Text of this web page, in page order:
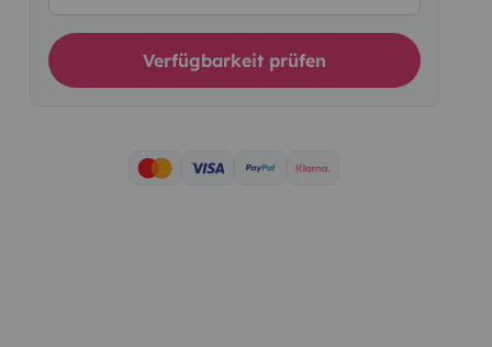
Verfügbarkeit prüfen